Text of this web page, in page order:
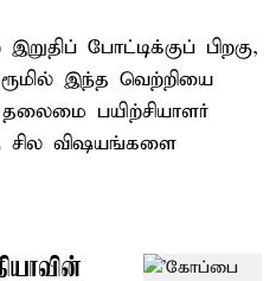
போட்டிக்குப் பிறகு,
இந்த வெற்றியை
பயிற்சியாளர்
சில விஷயங்களை